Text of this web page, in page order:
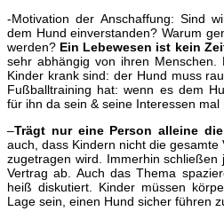
-Motivation der Anschaffung: Sind
dem Hund einverstanden? Warum
werden? Ein Lebewesen ist kein
sehr abhängig von ihren
Kinder krank sind: der Hund muss
Fußballtraining hat: wenn es dem
für ihn da sein & seine Interessen mal
–Trägt nur eine Person alleine
auch, dass Kindern nicht die
zugetragen wird. Immerhin schließen
Vertrag ab. Auch das Thema
heiß diskutiert. Kinder müssen
Lage sein, einen Hund sicher führen